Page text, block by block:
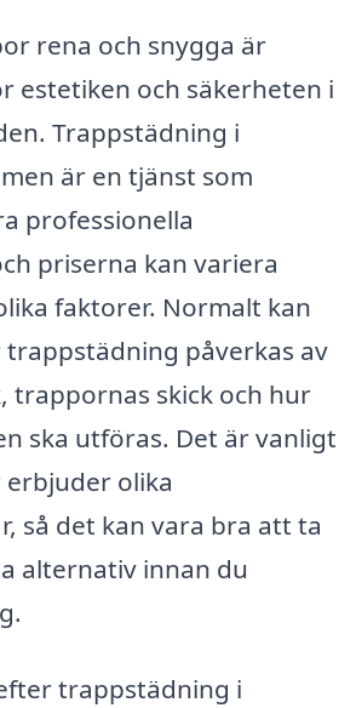
rena och snygga är
estetiken och säkerheten i
Trappstädning i
är en tjänst som
professionella
priserna kan variera
faktorer. Normalt kan
påverkas av
trappornas skick och hur
ska utföras. Det är vanligt
olika
så det kan vara bra att ta
alternativ innan du
trappstädning i